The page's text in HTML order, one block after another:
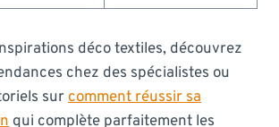
déco textiles, découvrez
chez des spécialistes ou
surcomment réussir sa
qui complète parfaitement les